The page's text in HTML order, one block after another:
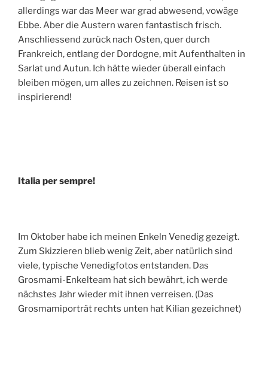
allerdings war das Meer war grad abwesend, vowäge
Ebbe. Aber die Austern waren fantastisch frisch.
Anschliessend zurück nach Osten, quer durch
Frankreich, entlang der Dordogne, mit Aufenthalten in
Sarlat und Autun. Ich hätte wieder überall einfach
bleiben mögen, um alles zu zeichnen. Reisen ist so
inspirierend!
Italia per sempre!
Im Oktober habe ich meinen Enkeln Venedig gezeigt.
Zum Skizzieren blieb wenig Zeit, aber natürlich sind
viele, typische Venedigfotos entstanden. Das
Grosmami-Enkelteam hat sich bewährt, ich werde
nächstes Jahr wieder mit ihnen verreisen. (Das
Grosmamiporträt rechts unten hat Kilian gezeichnet)